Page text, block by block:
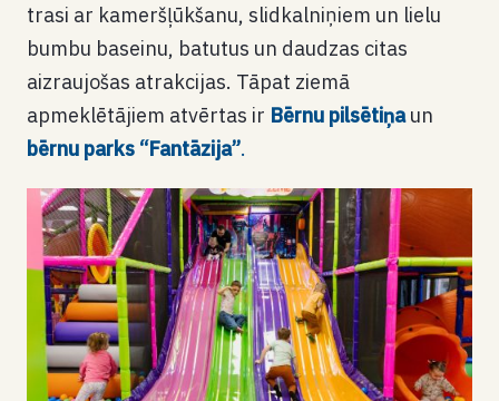
trasi ar kameršļūkšanu, slidkalniņiem un lielu
bumbu baseinu, batutus un daudzas citas
aizraujošas atrakcijas. Tāpat ziemā
apmeklētājiem atvērtas ir Bērnu pilsētiņaun
bērnu parks “Fantāzija”.